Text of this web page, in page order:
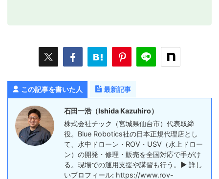
この記事を書いた人 最新記事
石田一浩（Ishida Kazuhiro）
株式会社チック（宮城県仙台市）代表取締
役。Blue Robotics社の日本正規代理店とし
て、水中ドローン・ROV・USV（水上ドロー
ン）の開発・修理・販売を全国対応で手がけ
る。現場での運用支援や講習も行う。▶ 詳し
いプロフィール: https://www.rov-